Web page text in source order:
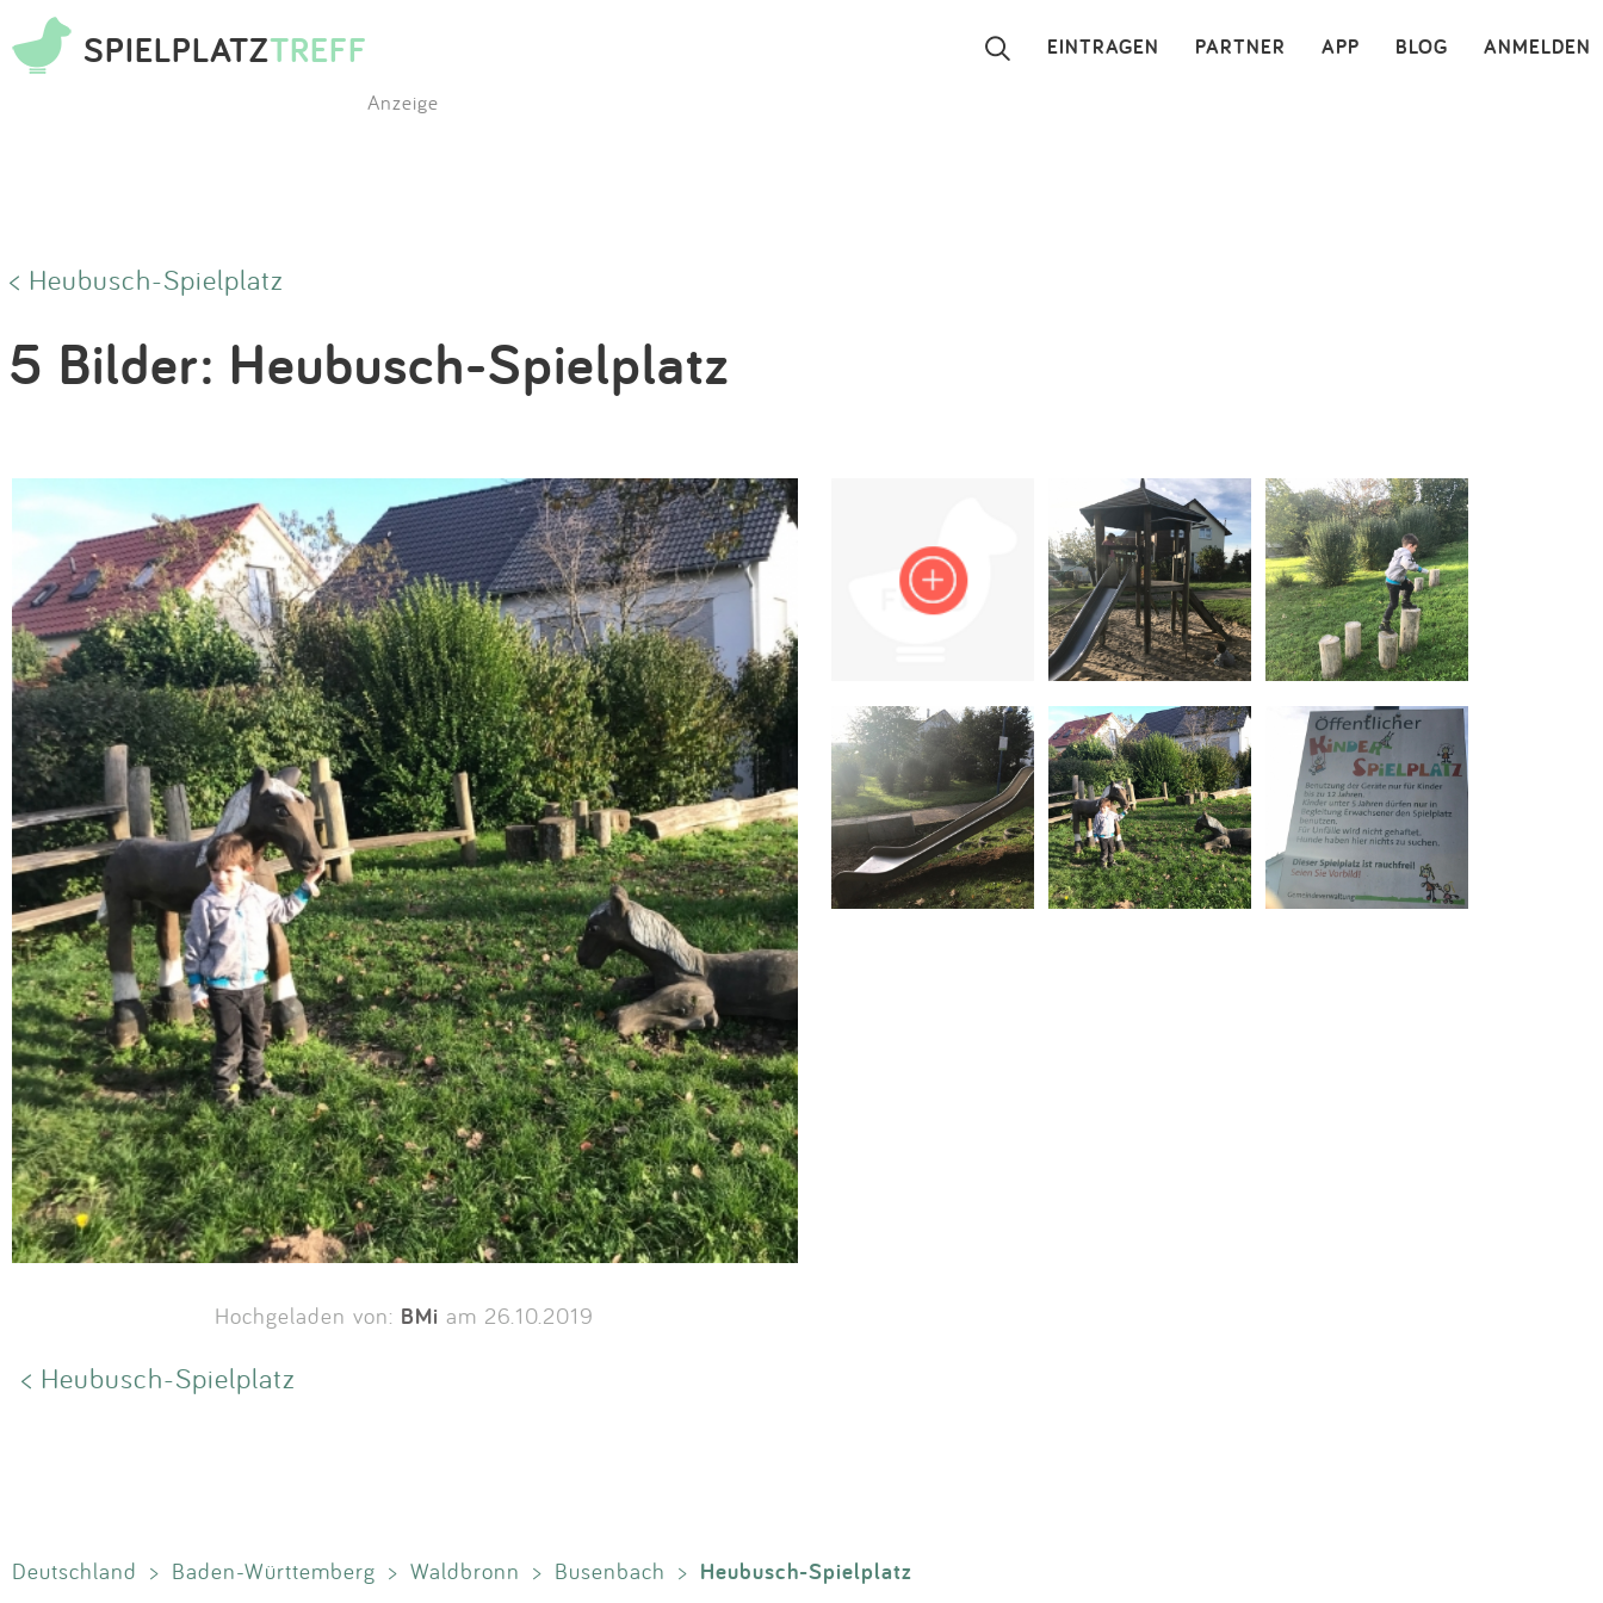
SPIELPLATZTREFF ANMELDEN
BLOG
APP
PARTNER
EINTRAGEN ×
Kontakt
Impressum
Anmelden
Anzeige
< Heubusch-Spielplatz
5 Bilder: Heubusch-Spielplatz
Hochgeladen von: BMi am 26.10.2019
< Heubusch-Spielplatz
Deutschland > Baden-Württemberg > Waldbronn > Busenbach > Heubusch-Spielplatz